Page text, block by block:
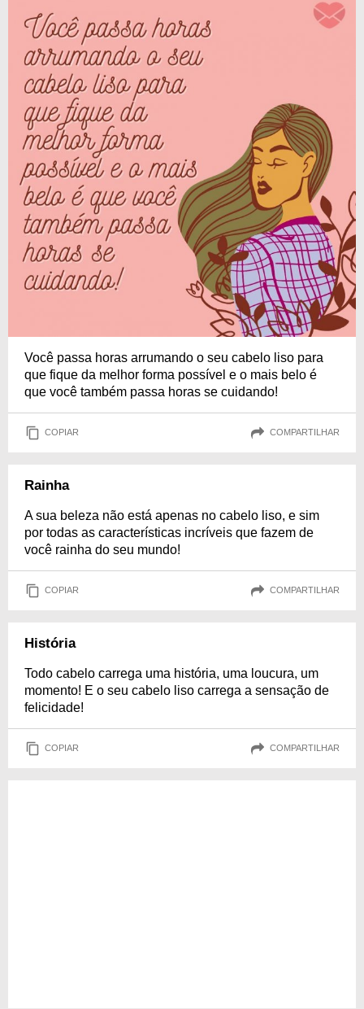
Você passa horas arrumando o seu cabelo liso para
que fique da melhor forma possível e o mais belo é
que você também passa horas se cuidando!
COPIAR COMPARTILHAR
Rainha
A sua beleza não está apenas no cabelo liso, e sim
por todas as características incríveis que fazem de
você rainha do seu mundo!
COPIAR COMPARTILHAR
História
Todo cabelo carrega uma história, uma loucura, um
momento! E o seu cabelo liso carrega a sensação de
felicidade!
COPIAR COMPARTILHAR